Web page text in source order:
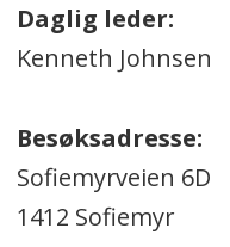
Daglig leder:
Kenneth Johnsen
Besøksadresse:
Sofiemyrveien 6D
1412 Sofiemyr